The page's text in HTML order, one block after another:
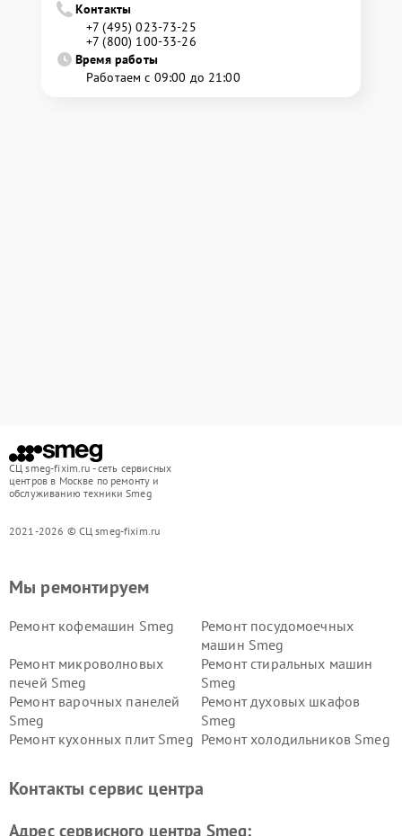
Контакты
+7 (495) 023-73-25
+7 (800) 100-33-26
Время работы
Работаем с 09:00 до 21:00
СЦ smeg-fixim.ru - сеть сервисных
центров в Москве по ремонту и
обслуживанию техники Smeg
2021-2026 © СЦ smeg-fixim.ru
Мы ремонтируем
Ремонт кофемашин Smeg
Ремонт посудомоечных
машин Smeg
Ремонт микроволновых
печей Smeg
Ремонт стиральных машин
Smeg
Ремонт варочных панелей
Smeg
Ремонт духовых шкафов
Smeg
Ремонт кухонных плит Smeg Ремонт холодильников Smeg
Контакты сервис центра
Адрес сервисного центра Smeg: